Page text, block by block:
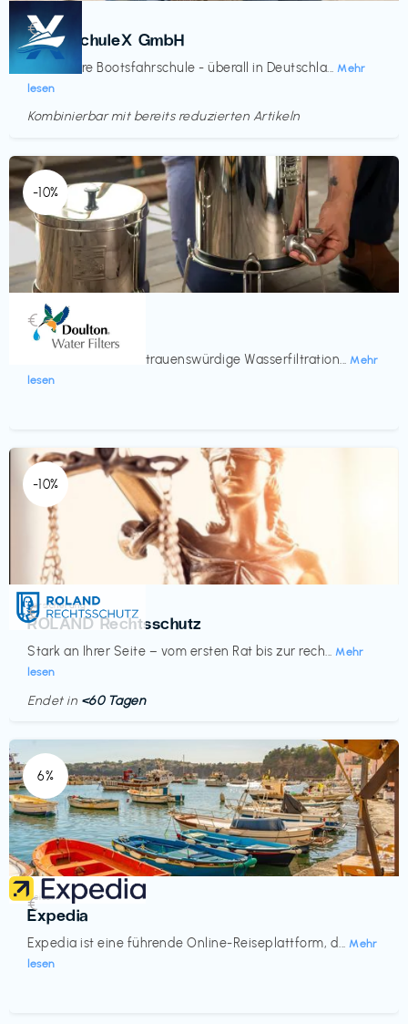
Kurse
BootsschuleX GmbH
Deine faire Bootsfahrschule - überall in Deutschla... Mehr
lesen
€‎
Kombinierbar mit bereits reduzierten Artikeln
-10%
Küche & Haushalt
Doulton
Seit 200 Jahren vertrauenswürdige Wasserfiltration... Mehr
lesen
€‎
-10%
Versicherung
ROLAND Rechtsschutz
Stark an Ihrer Seite – vom ersten Rat bis zur rech... Mehr
lesen
€‎
Endet in <60 Tagen
6%
Reisen
Expedia
Expedia ist eine führende Online-Reiseplattform, d... Mehr
lesen
€‎